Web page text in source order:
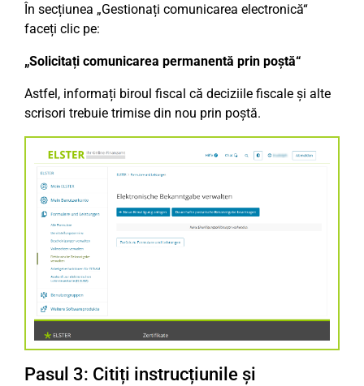
În secțiunea „Gestionați comunicarea electronică“
faceți clic pe:
„Solicitați comunicarea permanentă prin poștă“
Astfel, informați biroul fiscal că deciziile fiscale și alte
scrisori trebuie trimise din nou prin poștă.
Pasul 3: Citiți instrucțiunile și